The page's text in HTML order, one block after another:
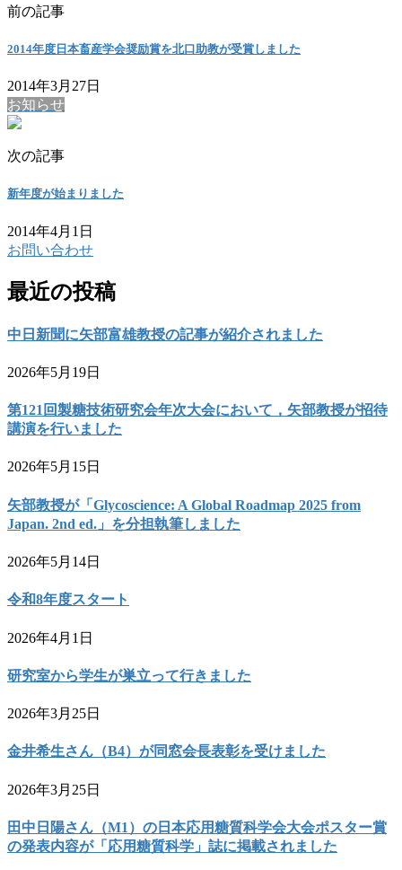
前の記事
2014年度日本畜産学会奨励賞を北口助教が受賞しました
2014年3月27日
お知らせ
次の記事
新年度が始まりました
2014年4月1日
お問い合わせ
最近の投稿
中日新聞に矢部富雄教授の記事が紹介されました
2026年5月19日
第121回製糖技術研究会年次大会において，矢部教授が招待
講演を行いました
2026年5月15日
矢部教授が「Glycoscience: A Global Roadmap 2025 from
Japan. 2nd ed.」を分担執筆しました
2026年5月14日
令和8年度スタート
2026年4月1日
研究室から学生が巣立って行きました
2026年3月25日
金井希生さん（B4）が同窓会長表彰を受けました
2026年3月25日
田中日陽さん（M1）の日本応用糖質科学会大会ポスター賞
の発表内容が「応用糖質科学」誌に掲載されました